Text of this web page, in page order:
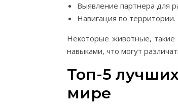
Выявление партнера для
Навигация по территории.
Некоторые животные, такие
навыками, что могут
Топ-5
мире